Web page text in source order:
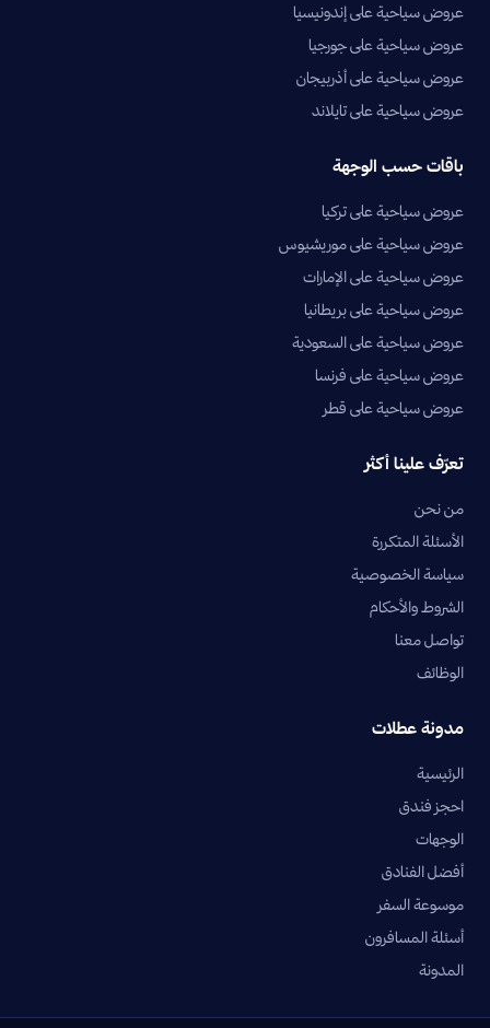
عروض سياحية على إندونيسيا
عروض سياحية على جورجيا
عروض سياحية على أذربيجان
عروض سياحية على تايلاند
باقات حسب الوجهة
عروض سياحية على تركيا
عروض سياحية على موريشيوس
عروض سياحية على الإمارات
عروض سياحية على بريطانيا
عروض سياحية على السعودية
عروض سياحية على فرنسا
عروض سياحية على قطر
تعرّف علينا أكثر
من نحن
الأسئلة المتكررة
سياسة الخصوصية
الشروط والأحكام
تواصل معنا
الوظائف
مدونة عطلات
الرئيسية
احجز فندق
الوجهات
أفضل الفنادق
موسوعة السفر
أسئلة المسافرون
المدونة